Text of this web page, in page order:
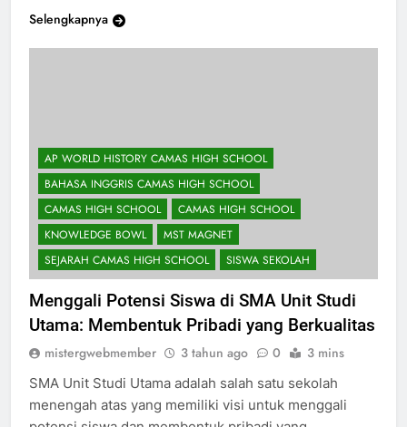
AP WORLD HISTORY CAMAS HIGH SCHOOL
BAHASA INGGRIS CAMAS HIGH SCHOOL
CAMAS HIGH SCHOOL
CAMAS HIGH SCHOOL
KNOWLEDGE BOWL
MST MAGNET
SEJARAH CAMAS HIGH SCHOOL
SISWA SEKOLAH
Menggali Potensi Siswa di SMA Unit Studi
Utama: Membentuk Pribadi yang Berkualitas
SMA Unit Studi Utama adalah salah satu sekolah
menengah atas yang memiliki visi untuk menggali